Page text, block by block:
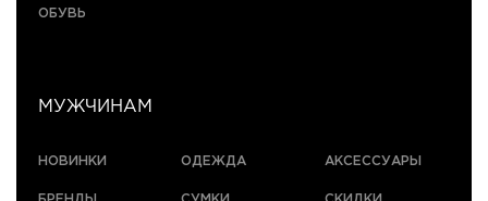
ОБУВЬ
МУЖЧИНАМ
НОВИНКИ ОДЕЖДА АКСЕССУАРЫ